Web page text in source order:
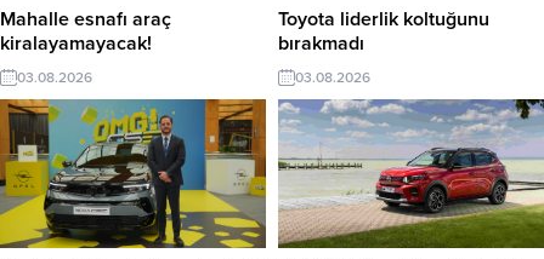
Mahalle esnafı araç
kiralayamayacak!
03.08.2026
Toyota liderlik koltuğunu
bırakmadı
03.08.2026